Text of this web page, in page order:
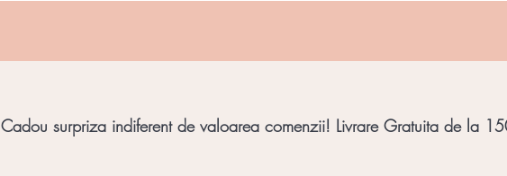
Cadou surpriza indiferent de valoarea comenzii! Livrare Gratuita de la